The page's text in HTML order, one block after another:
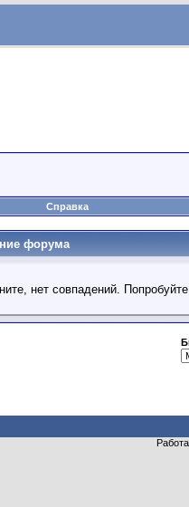
Справка
форума
нет совпадений.